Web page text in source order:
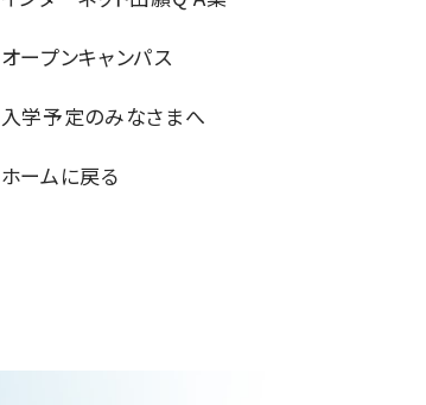
オープンキャンパス
入学予定のみなさまへ
ホームに戻る